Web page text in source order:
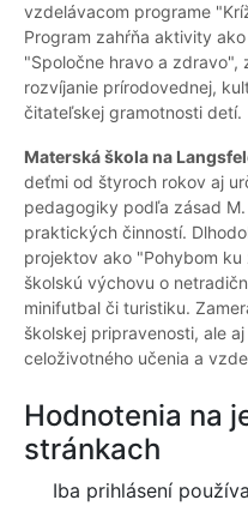
vzdelávacom programe
Program zahŕňa aktivity
"Spoločne hravo a zdravo",
rozvíjanie prírodovednej,
čitateľskej gramotnosti detí.
Materská škola na
deťmi od štyroch rokov aj
pedagogiky podľa zásad
praktických činností.
projektov ako "Pohybom
školskú výchovu o
minifutbal či turistiku.
školskej pripravenosti, ale
celoživotného učenia a
Hodnotenia na
stránkach
Iba prihlásení